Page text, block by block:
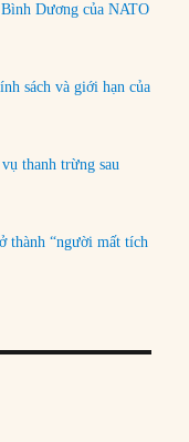
Dương của NATO
sách và giới hạn của
thanh trừng sau
thành “người mất tích